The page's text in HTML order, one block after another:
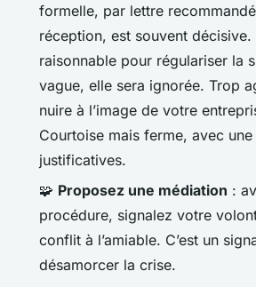
formelle, par lettre
réception, est souvent
raisonnable pour régulariser la
vague, elle sera ignorée. Trop
nuire à l’image de votre
Courtoise mais ferme, avec
justificatives.
🧩 Proposez une médiation :
procédure, signalez votre
conflit à l’amiable. C’est un
désamorcer la crise.